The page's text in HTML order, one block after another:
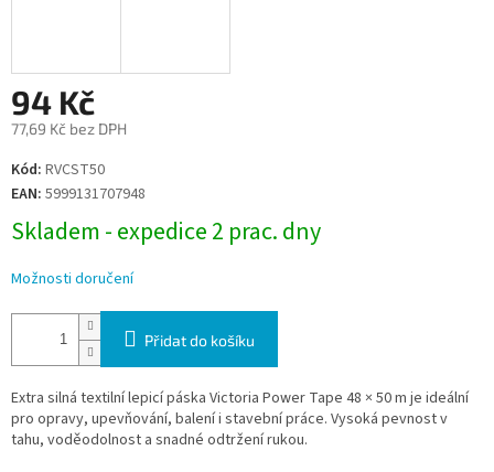
94 Kč
77,69 Kč bez DPH
Měrná
cena:
Kód: RVCST50
EAN: 5999131707948
Skladem - expedice 2 prac. dny
Možnosti doručení
Přidat do košíku
Extra silná textilní lepicí páska Victoria Power Tape 48 × 50 m je ideální
pro opravy, upevňování, balení i stavební práce. Vysoká pevnost v
tahu, voděodolnost a snadné odtržení rukou.